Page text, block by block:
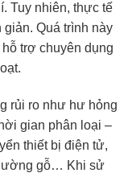
Tuy nhiên, thực tế
giản. Quá trình này
trợ chuyên dụng
rủi ro như hư hỏng
gian phân loại –
thiết bị điện tử,
gỗ… Khi sử